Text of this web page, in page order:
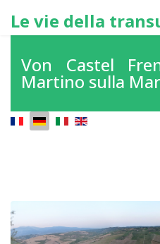
Le vie della
Von Castel
Martino sulla
Sprache auswählen